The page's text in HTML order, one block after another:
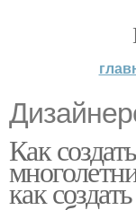
Как
как